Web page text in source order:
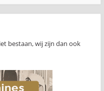
bestaan, wij zijn dan ook